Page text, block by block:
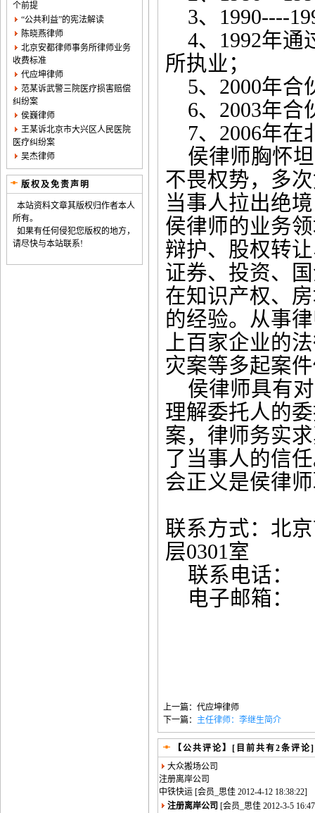
个前提
“公共利益”的宪法解读
陈晓燕律师
北京安都律师事务所律师业务
收费标准
代应坤律师
范某诉武警三院医疗损害赔偿
纠纷案
侯巍律师
王某诉北京市大兴区人民医院
医疗纠纷案
吴杰律师
版权及免责声明
本站资料文章其版权归作者本人
所有。
如果有任何侵犯您版权的地方，
请尽快与本站联系!
3、 1990----
4、 1992年通
所执业；
5、 2000年合
6、 2003年合
7、 2006年在
侯律师胸怀
不畏权势，多
当事人拉出绝
侯律师的业务
辩护、股权转
证券、投资、
在知识产权、
的经验。 从事
上百家企业的
灾案等多起案
侯律师具有
理解委托人的
案，律师务实
了当事人的信
会正义是侯律
联系方式：北
层0301 室
联系电话：
电子邮箱：
上一篇：代应坤律师
下一篇： 主任律师：李继生简介
【公共评论】[目前共有2条评论]
大众搬场公司
注册离岸公司
中铁快运 [会员_思佳 2012-4-12 18:38:22]
注册离岸公司 [会员_思佳 2012-3-5